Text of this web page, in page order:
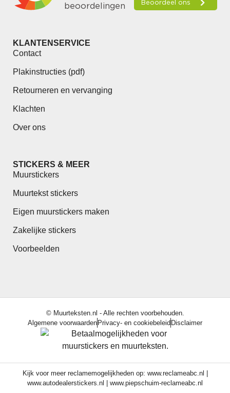
KLANTENSERVICE
Contact
Plakinstructies (pdf)
Retourneren en vervanging
Klachten
Over ons
STICKERS & MEER
Muurstickers
Muurtekst stickers
Eigen muurstickers maken
Zakelijke stickers
Voorbeelden
© Muurteksten.nl - Alle rechten voorbehouden.
Algemene voorwaarden Privacy- en cookiebeleid Disclaimer
Kijk voor meer reclamemogelijkheden op: www.reclameabc.nl
www.autodealerstickers.nl
www.piepschuim-reclameabc.nl